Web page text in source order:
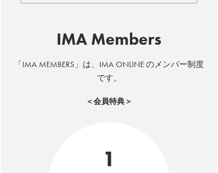
IMA Members
「IMA MEMBERS」は、IMA ONLINE のメンバー制度
です。
＜会員特典＞
1